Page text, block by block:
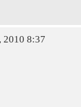
2010 8:37